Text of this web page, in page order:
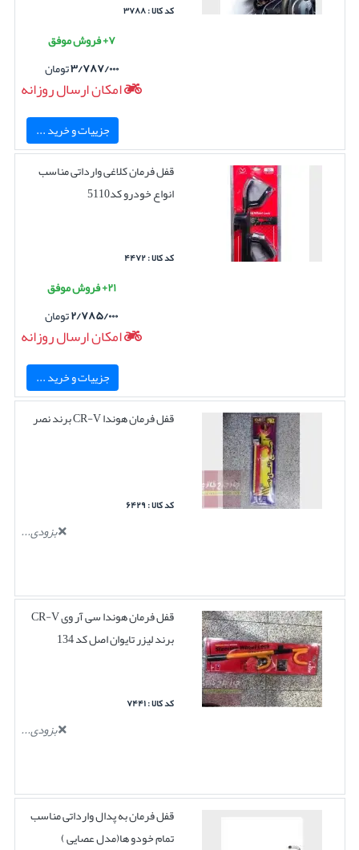
کد کالا : ۳۷۸۸
۷+ فروش موفق
۳/۷۸۷/۰۰۰تومان
امکان ارسال روزانه
جزییات و خرید ...
قفل فرمان کلاغی وارداتی مناسب
انواع خودرو کد5110
کد کالا : ۴۴۷۲
۲۱+ فروش موفق
۲/۷۸۵/۰۰۰تومان
امکان ارسال روزانه
جزییات و خرید ...
قفل فرمان هوندا CR-V برند نصر
کد کالا : ۶۴۲۹
بزودی...
قفل فرمان هوندا سی آر وی CR-V
برند لیزر تایوان اصل کد 134
کد کالا : ۷۴۴۱
بزودی...
قفل فرمان به پدال وارداتی مناسب
تمام خودو ها(مدل عصایی )